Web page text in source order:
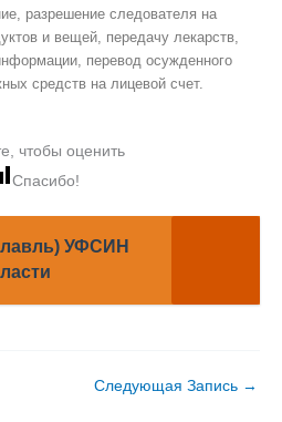
разрешение следователя на
и вещей, передачу лекарств,
перевод осужденного
средств на лицевой счет.
чтобы оценить
Спасибо!
УФСИН
Следующая Запись →